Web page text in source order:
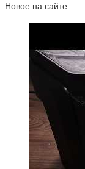
Новое на сайте: